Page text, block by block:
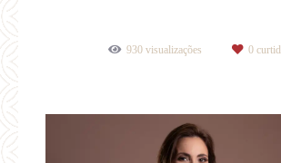
930 visualizações 0